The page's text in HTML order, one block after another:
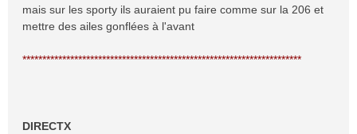
mais sur les sporty ils auraient pu faire comme sur la 206 et
mettre des ailes gonflées à l'avant
**********************************************************************
DIRECTX